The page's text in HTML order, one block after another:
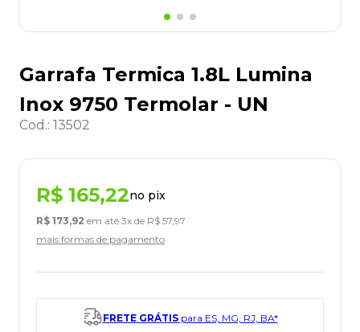
Garrafa Termica 1.8L Lumina
Inox 9750 Termolar - UN
Cod.: 13502
R$ 165,22no pix
R$ 173,92 em até 3x de R$ 57,97
mais formas de pagamento
FRETE GRÁTISpara ES, MG, RJ, BA*